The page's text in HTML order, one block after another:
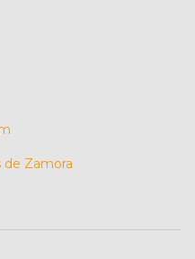
de Zamora